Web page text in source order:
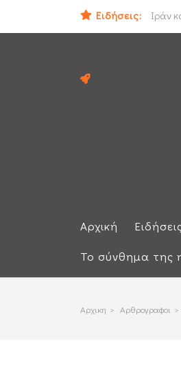
Ειδήσεις:
Ιράν
Αρχική
Το σύνθημα της
Αρχικη > Αρθρογραφοι >